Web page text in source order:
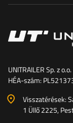
UNITRAILER Sp. z o.o.
HÉA-szám:
Visszatérések:
1 Üllő 2225,